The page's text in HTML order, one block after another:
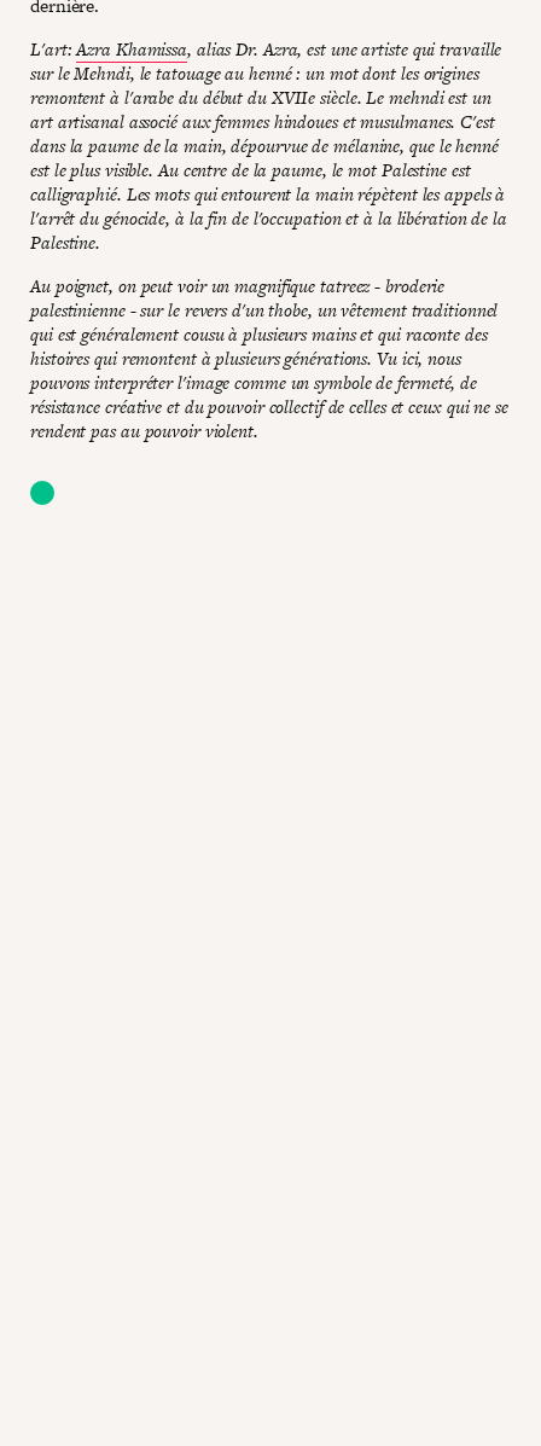
L'art:Azra Khamissa, alias Dr. Azra, est une artiste qui travaille
sur le Mehndi, le tatouage au henné : un mot dont les origines
remontent à l'arabe du début du XVIIe siècle. Le mehndi est un
art artisanal associé aux femmes hindoues et musulmanes. C'est
dans la paume de la main, dépourvue de mélanine, que le henné
est le plus visible. Au centre de la paume, le mot Palestine est
calligraphié. Les mots qui entourent la main répètent les appels à
l'arrêt du génocide, à la fin de l'occupation et à la libération de la
Palestine.
Au poignet, on peut voir un magnifique tatreez - broderie
palestinienne - sur le revers d'un thobe, un vêtement traditionnel
qui est généralement cousu à plusieurs mains et qui raconte des
histoires qui remontent à plusieurs générations. Vu ici, nous
pouvons interpréter l'image comme un symbole de fermeté, de
résistance créative et du pouvoir collectif de celles et ceux qui ne se
rendent pas au pouvoir violent.